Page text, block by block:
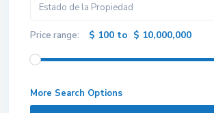
Estado de la Propiedad
Price range: $ 100 to $ 10,000,000
More Search Options